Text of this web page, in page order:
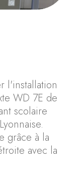
l'installation
WD 7E de
scolaire
grâce à la
avec la